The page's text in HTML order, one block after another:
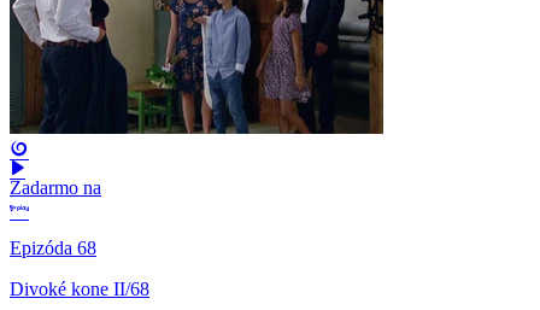
Zadarmo na
Epizóda 68
Divoké kone II/68